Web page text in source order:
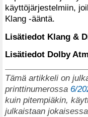
käyttöjärjestelmiin,
Klang -ääntä.
Lisätiedot Klang &
Lisätiedot Dolby
Tämä artikkeli on
printtinumerossa 6/
kuin pitempiäkin,
julkaistaan